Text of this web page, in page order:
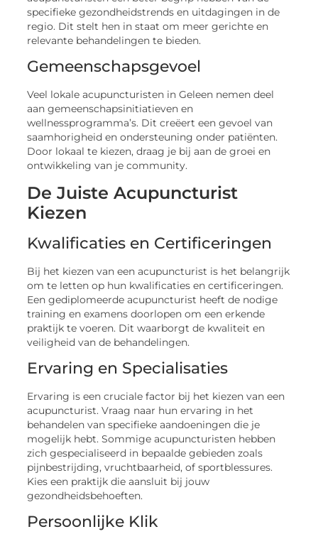
specifieke gezondheidstrends en uitdagingen in de
regio. Dit stelt hen in staat om meer gerichte en
relevante behandelingen te bieden.
Gemeenschapsgevoel
Veel lokale acupuncturisten in Geleen nemen deel
aan gemeenschapsinitiatieven en
wellnessprogramma’s. Dit creëert een gevoel van
saamhorigheid en ondersteuning onder patiënten.
Door lokaal te kiezen, draag je bij aan de groei en
ontwikkeling van je community.
De Juiste Acupuncturist
Kiezen
Kwalificaties en Certificeringen
Bij het kiezen van een acupuncturist is het belangrijk
om te letten op hun kwalificaties en certificeringen.
Een gediplomeerde acupuncturist heeft de nodige
training en examens doorlopen om een erkende
praktijk te voeren. Dit waarborgt de kwaliteit en
veiligheid van de behandelingen.
Ervaring en Specialisaties
Ervaring is een cruciale factor bij het kiezen van een
acupuncturist. Vraag naar hun ervaring in het
behandelen van specifieke aandoeningen die je
mogelijk hebt. Sommige acupuncturisten hebben
zich gespecialiseerd in bepaalde gebieden zoals
pijnbestrijding, vruchtbaarheid, of sportblessures.
Kies een praktijk die aansluit bij jouw
gezondheidsbehoeften.
Persoonlijke Klik